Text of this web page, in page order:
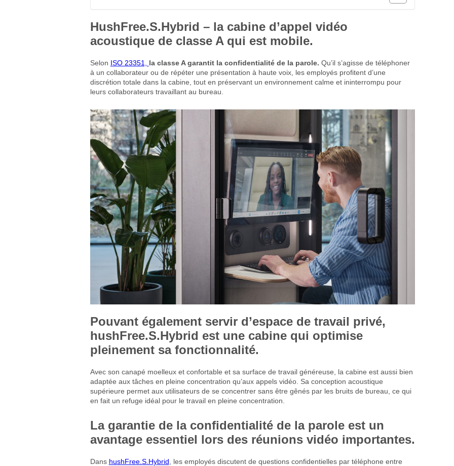
HushFree.S.Hybrid – la cabine d’appel vidéo
acoustique de classe A qui est mobile.
Selon ISO 23351, la classe A garantit la confidentialité de la parole. Qu’il s’agisse de téléphoner
à un collaborateur ou de répéter une présentation à haute voix, les employés profitent d’une
discrétion totale dans la cabine, tout en préservant un environnement calme et ininterrompu pour
leurs collaborateurs travaillant au bureau.
Pouvant également servir d’espace de travail privé,
hushFree.S.Hybrid est une cabine qui optimise
pleinement sa fonctionnalité.
Avec son canapé moelleux et confortable et sa surface de travail généreuse, la cabine est aussi bien
adaptée aux tâches en pleine concentration qu’aux appels vidéo. Sa conception acoustique
supérieure permet aux utilisateurs de se concentrer sans être gênés par les bruits de bureau, ce qui
en fait un refuge idéal pour le travail en pleine concentration.
La garantie de la confidentialité de la paroleest un
avantage essentiel lors des réunions vidéo importantes.
Dans hushFree.S.Hybrid , les employés discutent de questions confidentielles par téléphone entre